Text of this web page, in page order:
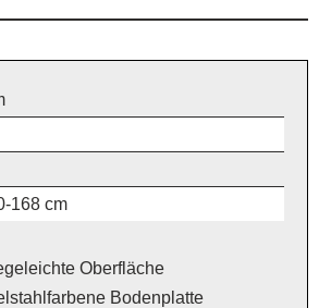
168 cm
Oberfläche
Bodenplatte